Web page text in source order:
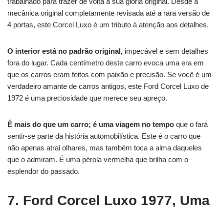
mecânica original completamente revisada até a rara versão de
4 portas, este Corcel Luxo é um tributo à atenção aos detalhes.
O interior está no padrão original, impecável e sem detalhes
fora do lugar. Cada centímetro deste carro evoca uma era em
que os carros eram feitos com paixão e precisão. Se você é um
verdadeiro amante de carros antigos, este Ford Corcel Luxo de
1972 é uma preciosidade que merece seu apreço.
É mais do que um carro; é uma viagem no tempo que o fará
sentir-se parte da história automobilística. Este é o carro que
não apenas atrai olhares, mas também toca a alma daqueles
que o admiram. É uma pérola vermelha que brilha com o
esplendor do passado.
7. Ford Corcel Luxo 1977, Uma